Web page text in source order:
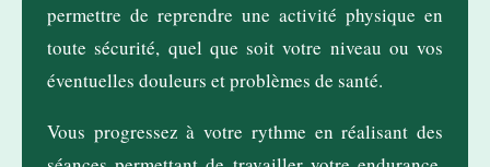
permettre de reprendre une activité physique en
toute sécurité, quel que soit votre niveau ou vos
éventuelles douleurs et problèmes de santé.
Vous progressez à votre rythme en réalisant des